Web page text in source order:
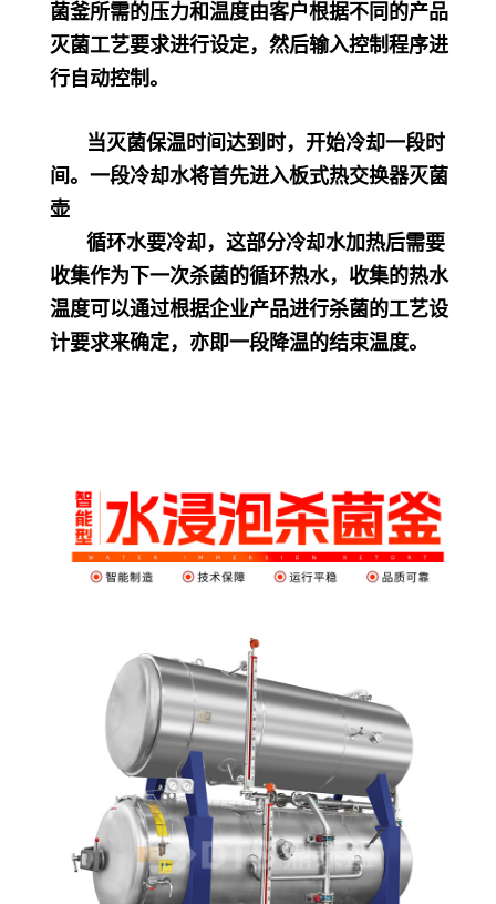
菌釜所需的压力和温度由客户根据不同的产品
灭菌工艺要求进行设定，然后输入控制程序进
行自动控制。
当灭菌保温时间达到时，开始冷却一段时
间。一段冷却水将首先进入板式热交换器灭菌
壶
循环水要冷却，这部分冷却水加热后需要
收集作为下一次杀菌的循环热水，收集的热水
温度可以通过根据企业产品进行杀菌的工艺设
计要求来确定，亦即一段降温的结束温度。